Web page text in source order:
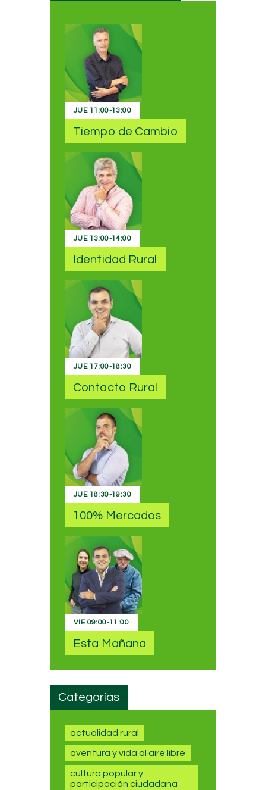
JUE 11:00-13:00
Tiempo de Cambio
JUE 13:00-14:00
Identidad Rural
JUE 17:00-18:30
Contacto Rural
JUE 18:30-19:30
100% Mercados
VIE 09:00-11:00
Esta Mañana
Categorías
actualidad rural
aventura y vida al aire libre
cultura popular y
participación ciudadana